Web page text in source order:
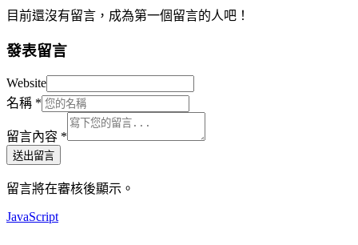
目前還沒有留言，成為第一個留言的人吧！
發表留言
Website
名稱 *
留言內容 *
送出留言
留言將在審核後顯示。
JavaScript